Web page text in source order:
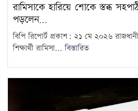
রামিসাকে হারিয়ে শোকে স্তব্ধ
পড়লেন…
বিপি রিপোর্ট প্রকাশ: ২১ মে ২০২৬
শিক্ষার্থী রামিসা...বিস্তারিত